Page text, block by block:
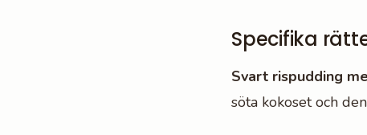
Specifika
Svart rispudding
söta kokoset och